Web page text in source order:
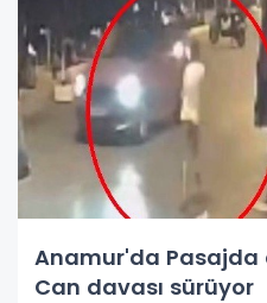
Anamur'da Pasajda
Can davası sürüyor